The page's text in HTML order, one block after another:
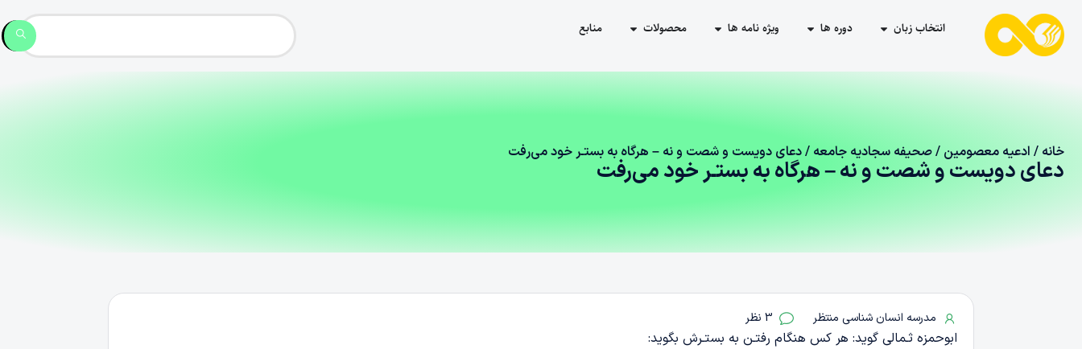
انتخاب زبان دوره ها ویژه نامه ها محصولات منابع
خانه / ادعیه معصومین /صحیفه سجادیه جامعه / دعای دویست و شصت و نه – هرگاه به بستـر خود می‌رفت
دعای دویست و شصت و نه – هرگاه به بستـر خود می‌رفت
مدرسه انسان شناسی منتظر 3 نظر
ابوحمزه ثـمالی گوید: هر کس هنگام رفتـن به بستـرش بگوید: